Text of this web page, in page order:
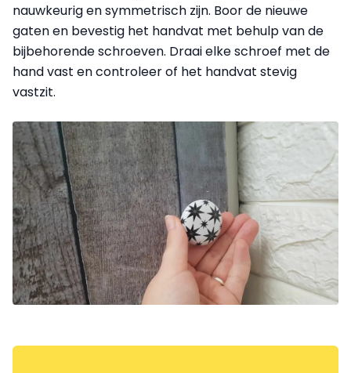
nauwkeurig en symmetrisch zijn. Boor de nieuwe
gaten en bevestig het handvat met behulp van de
bijbehorende schroeven. Draai elke schroef met de
hand vast en controleer of het handvat stevig
vastzit.